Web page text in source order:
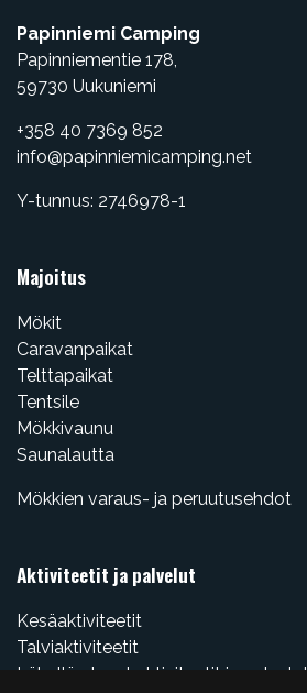
Papinniemi Camping
Papinniementie 178,
​59730 Uukuniemi
+358 40 7369 852
info@papinniemicamping.net
Y-tunnus: 2746978-1
Majoitus
Mökit
Caravanpaikat
Telttapaikat
Tentsile
Mökkivaunu
Saunalautta
Mökkien varaus- ja peruutusehdot
Aktiviteetit ja palvelut
Kesäaktiviteetit
Talviaktiviteetit
Lähellä olevat aktiviteetit ja palvelut